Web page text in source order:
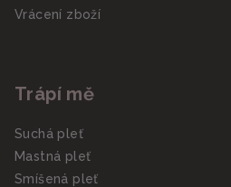
Vrácení zboží
Trápí mě
Suchá pleť
Mastná pleť
Smíšená pleť